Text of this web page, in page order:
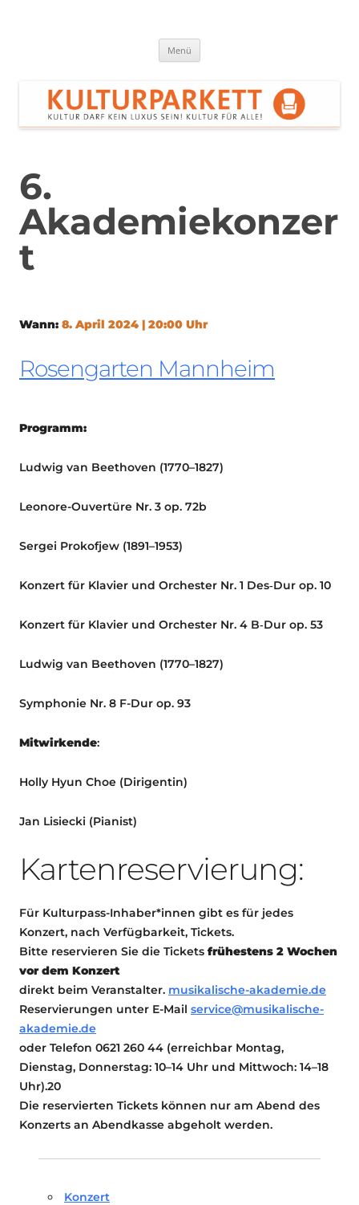
Menü
6.
Akademiekonzer
t
Wann: 8. April 2024 | 20:00 Uhr
Rosengarten Mannheim
Programm:
Ludwig van Beethoven (1770–1827)
Leonore-Ouvertüre Nr. 3 op. 72b
Sergei Prokofjew (1891–1953)
Konzert für Klavier und Orchester Nr. 1 Des‑Dur op. 10
Konzert für Klavier und Orchester Nr. 4 B‑Dur op. 53
Ludwig van Beethoven (1770–1827)
Symphonie Nr. 8 F-Dur op. 93
Mitwirkende:
Holly Hyun Choe (Dirigentin)
Jan Lisiecki (Pianist)
Kartenreservierung:
Für Kulturpass-Inhaber*innen gibt es für jedes
Konzert, nach Verfügbarkeit, Tickets.
Bitte reservieren Sie die Tickets frühestens 2 Wochen
vor dem Konzert
direkt beim Veranstalter. musikalische-akademie.de
Reservierungen unter E-Mail service@musikalische-
akademie.de
oder Telefon 0621 260 44 (erreichbar Montag,
Dienstag, Donnerstag: 10–14 Uhr und Mittwoch: 14–18
Uhr).20
Die reservierten Tickets können nur am Abend des
Konzerts an Abendkasse abgeholt werden.
Konzert